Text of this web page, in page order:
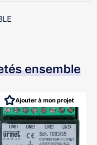
ensemble
Ajouter à mon projet